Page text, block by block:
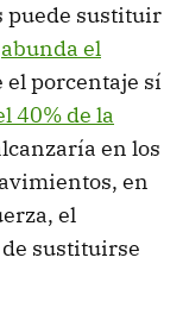
puede sustituir
abunda el
el porcentaje sí
40% de la
en los
en
el
sustituirse